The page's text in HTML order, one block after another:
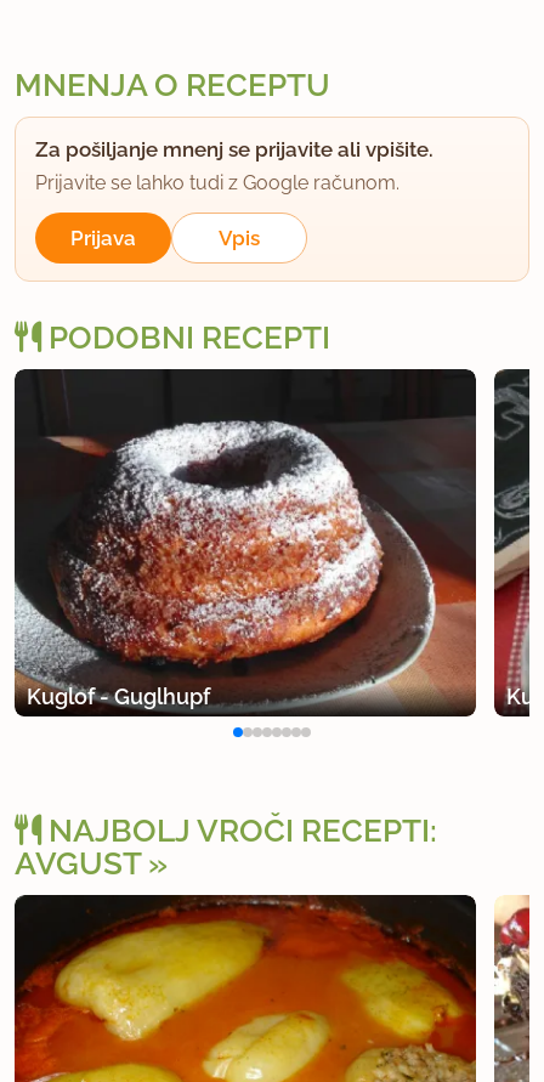
MNENJA O RECEPTU
Za pošiljanje mnenj se prijavite ali vpišite.
Prijavite se lahko tudi z Google računom.
Prijava Vpis
PODOBNI RECEPTI
Kuglof - Guglhupf
NAJBOLJ VROČI RECEPTI:
AVGUST